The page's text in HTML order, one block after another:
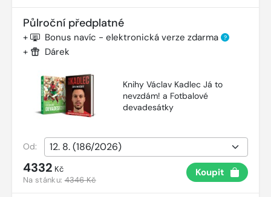
Půlroční předplatné
+ Bonus navíc - elektronická verze zdarma ?
+ Dárek
Knihy Václav Kadlec Já to
nevzdám! a Fotbalové
devadesátky
Od:
4332 Kč
Na stánku:4346 Kč
Koupit